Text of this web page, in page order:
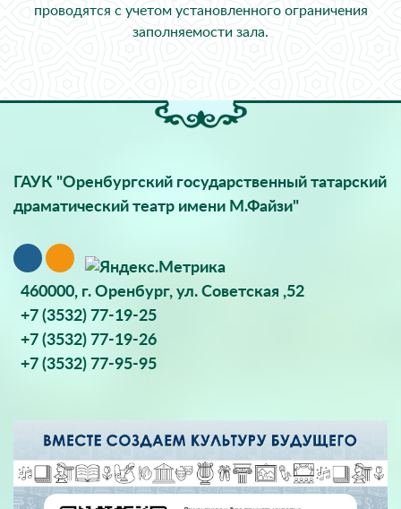
проводятся с учетом установленного ограничения
заполняемости зала.
ГАУК "Оренбургский государственный татарский
драматический театр имени М.Файзи"
460000, г. Оренбург, ул. Советская ,52
+7 (3532) 77-19-25
+7 (3532) 77-19-26
+7 (3532) 77-95-95